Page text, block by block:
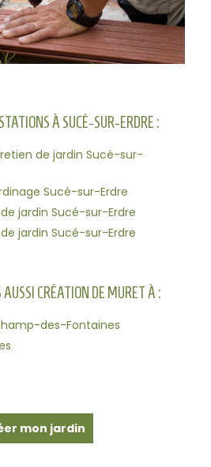
À SUCÉ-SUR-ERDRE :
de jardin Sucé-sur-
Sucé-sur-Erdre
jardin Sucé-sur-Erdre
jardin Sucé-sur-Erdre
AUSSI CRÉATION DE MURET À :
des-Fontaines
mon jardin